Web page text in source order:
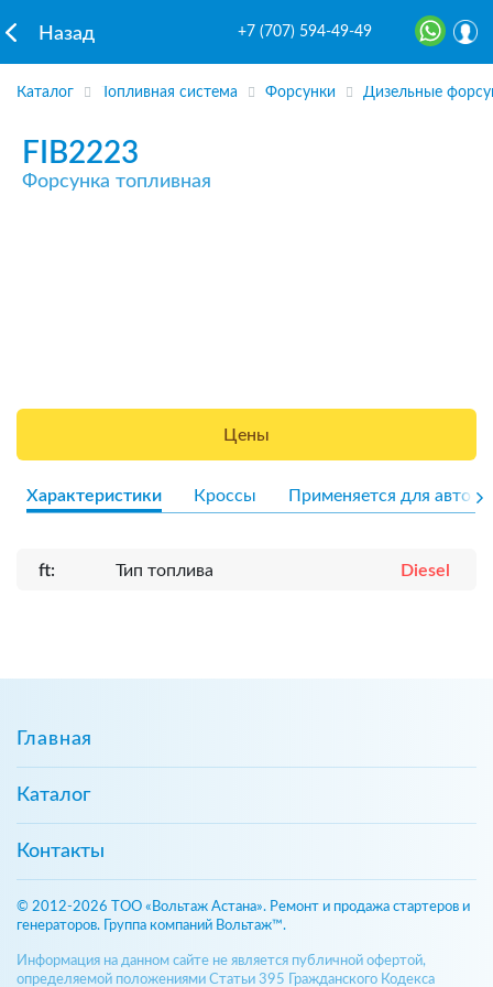
Назад +7 (707) 594-49-49
Каталог Топливная система Форсунки Дизельные
FIB2223
Форсунка топливная
Цены
Характеристики Кроссы Применяется для авто
ft: Тип топлива Diesel
Главная
Каталог
Контакты
© 2012-2026 ТОО «Вольтаж Астана». Ремонт и продажа стартеров и
генераторов. Группа компаний Вольтаж™.
Информация на данном сайте не является публичной офертой,
определяемой положениями Статьи 395 Гражданского Кодекса